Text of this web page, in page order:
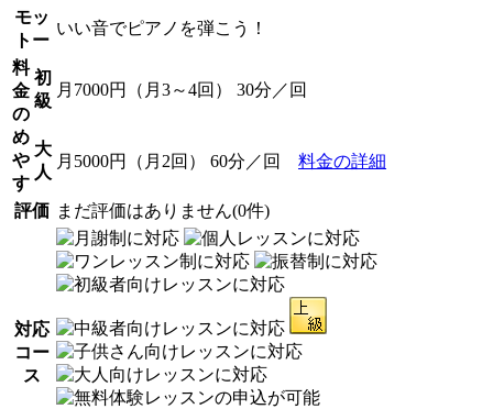
モッ
トー
いい音でピアノを弾こう！
料
金
の
め
や
す
初
級
月7000円（月3～4回） 30分／回
大
人
月5000円（月2回） 60分／回 料金の詳細
評価 まだ評価はありません(0件)
対応
コー
ス